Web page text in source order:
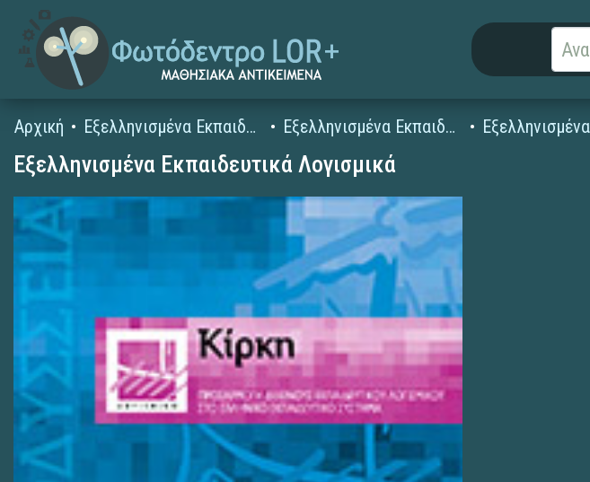
Αρχική Εξελληνισμένα Εκπαιδευτικά Λογισμικά Εξελληνισμένα Εκπαιδευτικά Λογισμικά
Εξελληνισμένα Εκπαιδευτικά Λογισμικά